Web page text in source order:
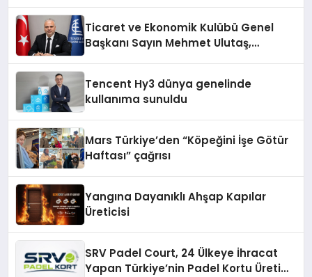
Ticaret ve Ekonomik Kulübü Genel
Başkanı Sayın Mehmet Ulutaş,
Tencent Hy3 dünya genelinde
kullanıma sunuldu
Mars Türkiye’den “Köpeğini İşe Götür
Haftası” çağrısı
Yangına Dayanıklı Ahşap Kapılar
Üreticisi
SRV Padel Court, 24 Ülkeye İhracat
Yapan Türkiye’nin Padel Kortu Üretim